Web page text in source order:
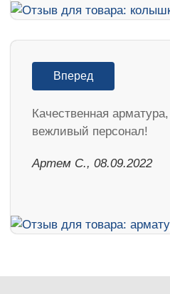
Вперед
Качественная
вежливый персонал!
Артем С., 08.09.2022